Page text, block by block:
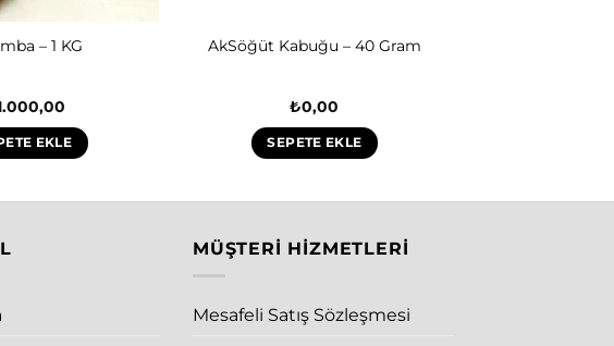
– 1 KG
EKLE
AkSöğüt Kabuğu – 40 Gram
₺0,00
SEPETE EKLE
MÜŞTERI HIZMETLERI
Mesafeli Satış Sözleşmesi